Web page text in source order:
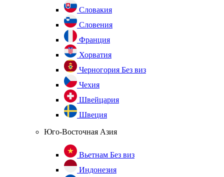
Словакия
Словения
Франция
Хорватия
Черногория Без виз
Чехия
Швейцария
Швеция
Юго-Восточная Азия
Вьетнам Без виз
Индонезия